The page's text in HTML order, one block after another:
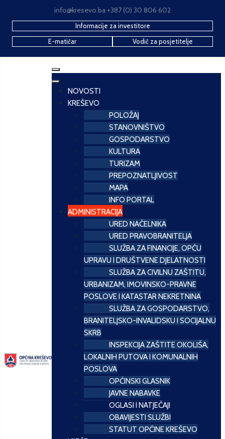
info@kresevo.ba +387 (0) 30 806 602
Informacije za investitore
E-matičar
Vodič za posjetitelje
NOVOSTI
KREŠEVO
POLOŽAJ
STANOVNIŠTVO
GOSPODARSTVO
KULTURA
TURIZAM
PREPOZNATLJIVOST
MAPA
INFO PORTAL
ADMINISTRACIJA
URED NAČELNIKA
URED PRAVOBRANITELJA
SLUŽBA ZA FINANCIJE, OPĆU
UPRAVU I DRUŠTVENE DJELATNOSTI
SLUŽBA ZA CIVILNU ZAŠTITU,
URBANIZAM, IMOVINSKO-PRAVNE
POSLOVE I KATASTAR NEKRETNINA
SLUŽBA ZA GOSPODARSTVO,
BRANITELJSKO-INVALIDSKU I SOCIJALNU
SKRB
INSPEKCIJA ZAŠTITE OKOLIŠA,
LOKALNIH PUTOVA I KOMUNALNIH
POSLOVA
OPĆINSKI GLASNIK
JAVNE NABAVKE
OGLASI I NATJEČAJI
OBAVIJESTI SLUŽBI
STATUT OPĆINE KREŠEVO